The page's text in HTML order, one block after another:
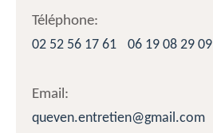
Téléphone:
02 52 56 17 61
06 19 08 29 09
Email:
queven.entretien@gmail.com